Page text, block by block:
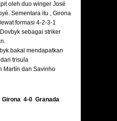
oleh duo winger José
Sementara itu , Girona
formasi 4-2-3-1
sebagai striker
bakal mendapatkan
trisula
Martín dan Savinho
Girona 4-0 Granada